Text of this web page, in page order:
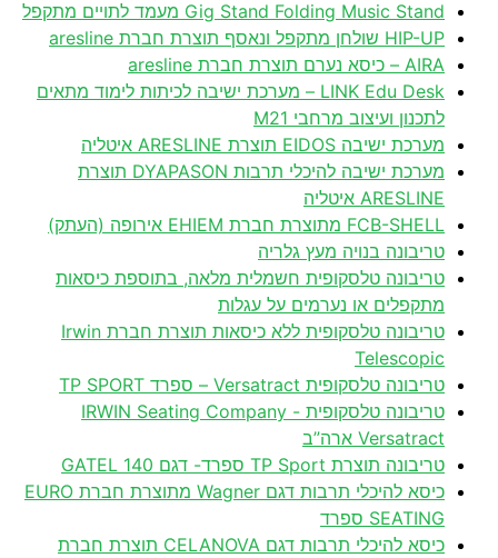
Gig Stand Folding Music Stand מעמד לתויים מתקפל
HIP-UP שולחן מתקפל ונאסף תוצרת חברת aresline
AIRA – כיסא נערם תוצרת חברת aresline
LINK Edu Desk – מערכת ישיבה לכיתות לימוד מתאים
לתכנון ועיצוב מרחבי M21
מערכת ישיבה EIDOS תוצרת ARESLINE איטליה
מערכת ישיבה להיכלי תרבות DYAPASON תוצרת
ARESLINE איטליה
FCB-SHELL מתוצרת חברת EHIEM אירופה (העתק)
טריבונה בנויה מעץ גלריה
טריבונה טלסקופית חשמלית מלאה, בתוספת כיסאות
מתקפלים או נערמים על עגלות
טריבונה טלסקופית ללא כיסאות תוצרת חברת Irwin
Telescopic
טריבונה טלסקופית Versatract – ספרד TP SPORT
טריבונה טלסקופית IRWIN Seating Company -
Versatract ארה”ב
טריבונה תוצרת TP Sport ספרד- דגם GATEL 140
כיסא להיכלי תרבות דגם Wagner מתוצרת חברת EURO
SEATING ספרד
כיסא להיכלי תרבות דגם CELANOVA תוצרת חברת